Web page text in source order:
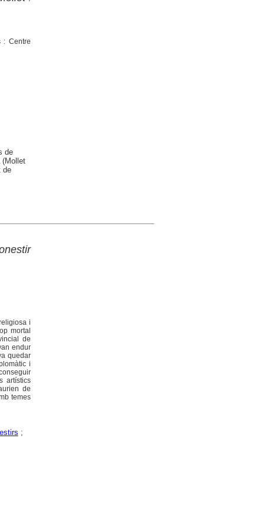
: Centre
de
(Mollet
de
i
mortal
de
endur
quedar
i
artístics
de
temes
;